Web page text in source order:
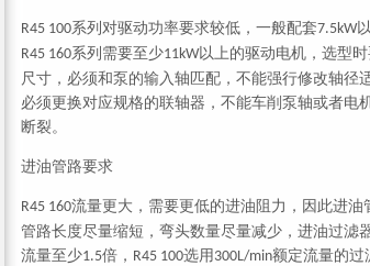
R45 100系列对驱动功率要求较低，一般配套7.5kW
R45 160系列需要至少11kW以上的驱动电机，选型
尺寸，必须和泵的输入轴匹配，不能强行修改轴径
必须更换对应规格的联轴器，不能车削泵轴或者电
断裂。
进油管路要求
R45 160流量更大，需要更低的进油阻力，因此进
管路长度尽量缩短，弯头数量尽量减少，进油过滤
流量至少1.5倍， R45 100选用 300L/min额定流量的过